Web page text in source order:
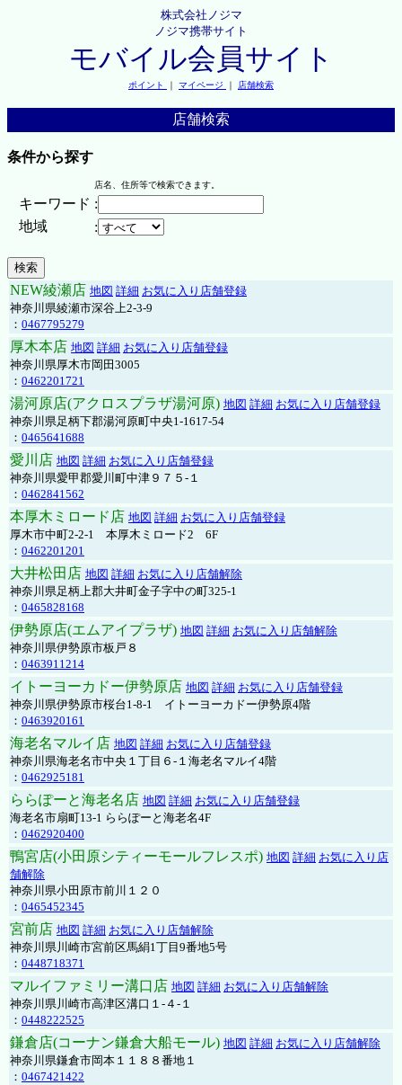
株式会社ノジマ
ノジマ携帯サイト
モバイル会員サイト
ポイント ｜ マイページ ｜ 店舗検索
店舗検索
条件から探す
店名、住所等で検索できます。
キーワード :
地域
:
NEW綾瀬店 地図 詳細 お気に入り店舗登録
神奈川県綾瀬市深谷上2-3-9
： 0467795279
厚木本店 地図 詳細 お気に入り店舗登録
神奈川県厚木市岡田3005
： 0462201721
湯河原店(アクロスプラザ湯河原) 地図 詳細 お気に入り店舗登録
神奈川県足柄下郡湯河原町中央1-1617-54
： 0465641688
愛川店 地図 詳細 お気に入り店舗登録
神奈川県愛甲郡愛川町中津９７５-１
： 0462841562
本厚木ミロード店 地図 詳細 お気に入り店舗登録
厚木市中町2-2-1 本厚木ミロード2 6F
： 0462201201
大井松田店 地図 詳細 お気に入り店舗解除
神奈川県足柄上郡大井町金子字中の町325-1
： 0465828168
伊勢原店(エムアイプラザ) 地図 詳細 お気に入り店舗解除
神奈川県伊勢原市板戸８
： 0463911214
イトーヨーカドー伊勢原店 地図 詳細 お気に入り店舗登録
神奈川県伊勢原市桜台1-8-1 イトーヨーカドー伊勢原4階
： 0463920161
海老名マルイ店 地図 詳細 お気に入り店舗登録
神奈川県海老名市中央１丁目６-１海老名マルイ4階
： 0462925181
ららぽーと海老名店 地図 詳細 お気に入り店舗登録
海老名市扇町13-1 ららぽーと海老名4F
： 0462920400
鴨宮店(小田原シティーモールフレスポ) 地図 詳細 お気に入り店
舗解除
神奈川県小田原市前川１２０
： 0465452345
宮前店 地図 詳細 お気に入り店舗解除
神奈川県川崎市宮前区馬絹1丁目9番地5号
： 0448718371
マルイファミリー溝口店 地図 詳細 お気に入り店舗解除
神奈川県川崎市高津区溝口１-４-１
： 0448222525
鎌倉店(コーナン鎌倉大船モール) 地図 詳細 お気に入り店舗解除
神奈川県鎌倉市岡本１１８８番地１
： 0467421422